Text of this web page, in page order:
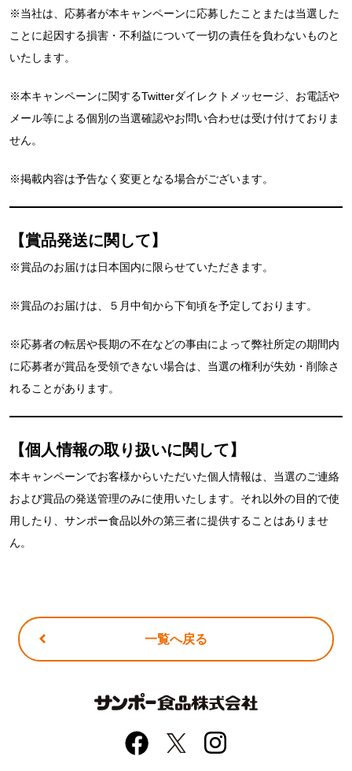
※当社は、応募者が本キャンペーンに応募したことまたは当選した
ことに起因する損害・不利益について一切の責任を負わないものと
いたします。
※本キャンペーンに関するTwitterダイレクトメッセージ、お電話や
メール等による個別の当選確認やお問い合わせは受け付けておりま
せん。
※掲載内容は予告なく変更となる場合がございます。
【賞品発送に関して】
※賞品のお届けは日本国内に限らせていただきます。
※賞品のお届けは、５月中旬から下旬頃を予定しております。
※応募者の転居や長期の不在などの事由によって弊社所定の期間内
に応募者が賞品を受領できない場合は、当選の権利が失効・削除さ
れることがあります。
【個人情報の取り扱いに関して】
本キャンペーンでお客様からいただいた個人情報は、当選のご連絡
および賞品の発送管理のみに使用いたします。それ以外の目的で使
用したり、サンポー食品以外の第三者に提供することはありませ
ん。
一覧へ戻る